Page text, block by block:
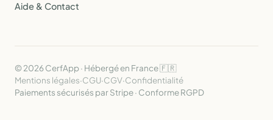
Aide & Contact
© 2026 CerfApp · Hébergé en France 🇫🇷
Mentions légales·CGU·CGV·Confidentialité
Paiements sécurisés par Stripe · Conforme RGPD